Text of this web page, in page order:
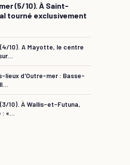
(5/10). À Saint-
tourné exclusivement
10). A Mayotte, le centre
lieux d'Outre-mer : Basse-
10). À Wallis-et-Futuna,
«...